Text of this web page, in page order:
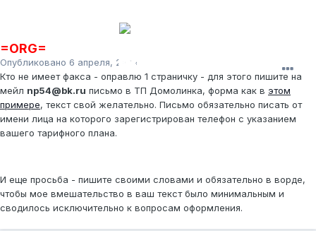
=ORG=
Опубликовано 6 апреля, 2009
Кто не имеет факса - оправлю 1 страничку - для этого пишите на
мейл np54@bk.ru письмо в ТП Домолинка, форма как в этом
примере, текст свой желательно. Письмо обязательно писать от
имени лица на которого зарегистрирован телефон с указанием
вашего тарифного плана.
И еще просьба - пишите своими словами и обязательно в ворде,
чтобы мое вмешательство в ваш текст было минимальным и
сводилось исключительно к вопросам оформления.